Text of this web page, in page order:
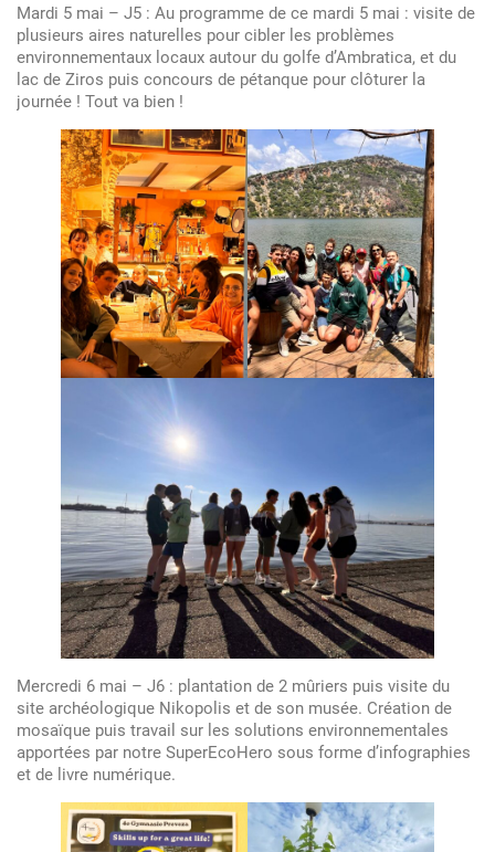
Mardi 5 mai – J5 : Au programme de ce mardi 5 mai : visite de
plusieurs aires naturelles pour cibler les problèmes
environnementaux locaux autour du golfe d’Ambratica, et du
lac de Ziros puis concours de pétanque pour clôturer la
journée ! Tout va bien !
Mercredi 6 mai – J6 : plantation de 2 mûriers puis visite du
site archéologique Nikopolis et de son musée. Création de
mosaïque puis travail sur les solutions environnementales
apportées par notre SuperEcoHero sous forme d’infographies
et de livre numérique.